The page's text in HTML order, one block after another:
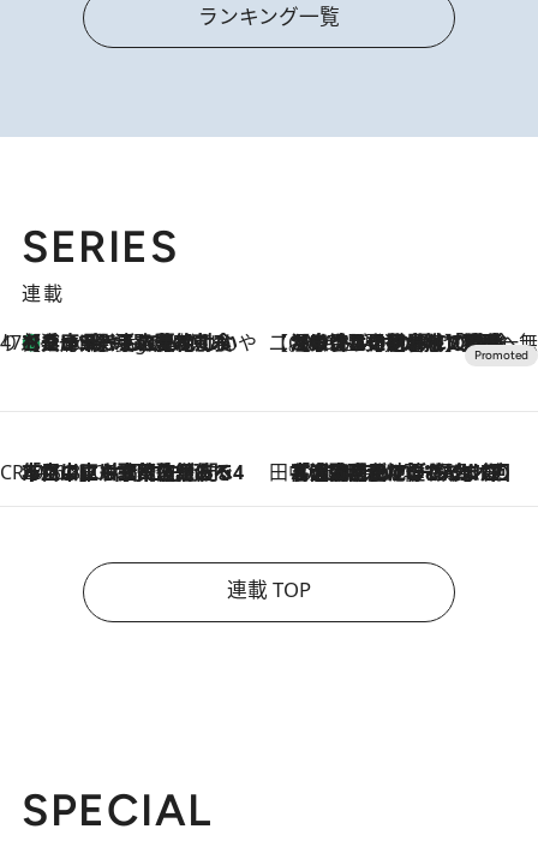
ランキング一覧
SERIES
連載
47都道府県の手みやげ ひんやりスイーツで夏を満喫
9 Hours Ago
【兵庫県】この夏絶対食べたい 冷やしておいしいおやつ3選 淡路島の恵みをジェラートに集約 【CREA×星野リゾート】唯一無二。癒しと発見が待つ場所へ
2026.8.7
【トンボの足水浴】ヒノキの香りに包まれて涼感マックス！約13℃の湧水かけ流しを避暑地「星野温泉 トンボの湯」で体験
CREA'S CHOICE
2026.8.7
「立川にも歌舞伎があるんだよ」 片岡仁左衛門・市川中車ら豪華座組みで4年目の立川立飛歌舞伎へ 田中稲の勝手に再ブーム
2026.8.7
「湘南乃風に憧れて」観客大盛上がりの“タオル回し”に、ラッパー顔負けの高速歌唱まで…さだまさし（74）のアグレッシブすぎる現在地
連載 TOP
SPECIAL